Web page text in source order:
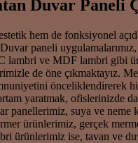
Duvar Paneli
hem de fonksiyonel
paneli
ve MDF lambri gibi
de öne çıkmaktayız.
yaratmak, ofislerinizde
suya ve neme
ürünlerimiz, gerçek
ürünlerimiz ise, tavan ve